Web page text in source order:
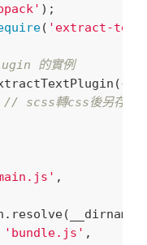
( 'extract-text-
的實例
// scss轉css後另存的
,
'bundle.js' ,